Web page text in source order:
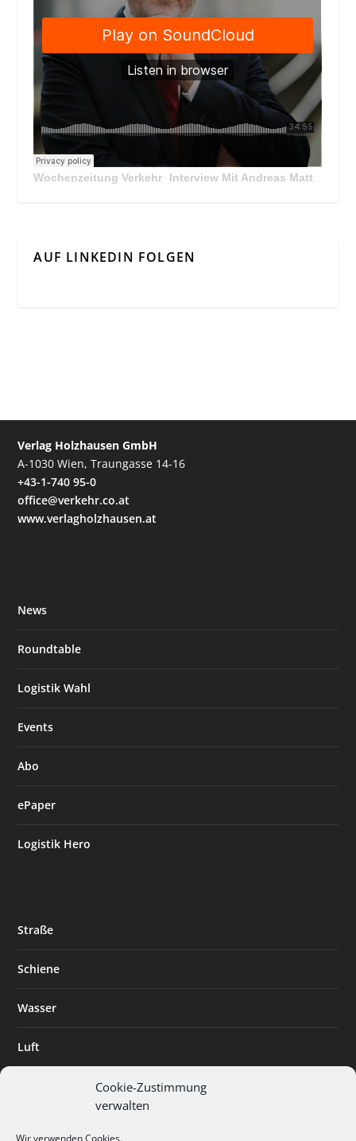
Cookie-Zustimmung
verwalten
Wochenzeitung Verkehr · Interview Mit Andreas Matthä, CEO der ÖBB Holding
AUF LINKEDIN FOLGEN
Verlag Holzhausen GmbH
A-1030 Wien, Traungasse 14-16
+43-1-740 95-0
office@verkehr.co.at
www.verlagholzhausen.at
News
Roundtable
Logistik Wahl
Events
Abo
ePaper
Logistik Hero
Straße
Schiene
Wasser
Luft